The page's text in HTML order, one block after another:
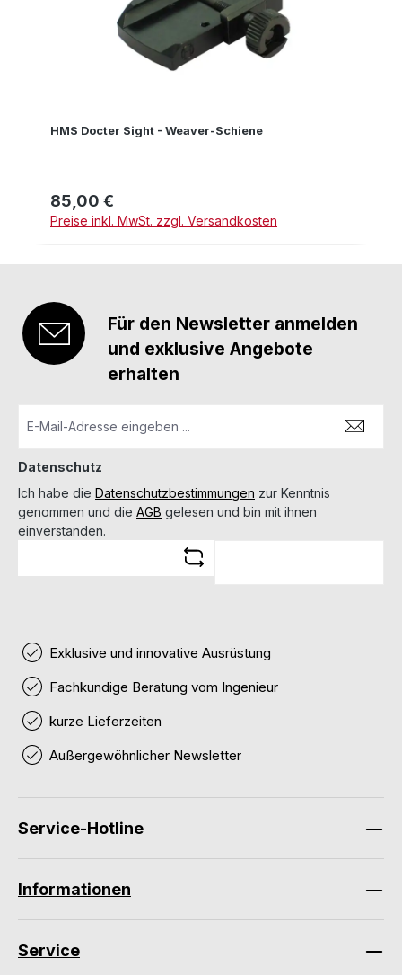
HMS Docter Sight - Weaver-Schiene
Regulärer Preis:
85,00 €
Preise inkl. MwSt. zzgl. Versandkosten
Für den Newsletter anmelden
und exklusive Angebote
erhalten
Datenschutz
Ich habe die Datenschutzbestimmungen zur Kenntnis
genommen und die AGB gelesen und bin mit ihnen
einverstanden.
Exklusive und innovative Ausrüstung
Fachkundige Beratung vom Ingenieur
kurze Lieferzeiten
Außergewöhnlicher Newsletter
Service-Hotline
Informationen
Service